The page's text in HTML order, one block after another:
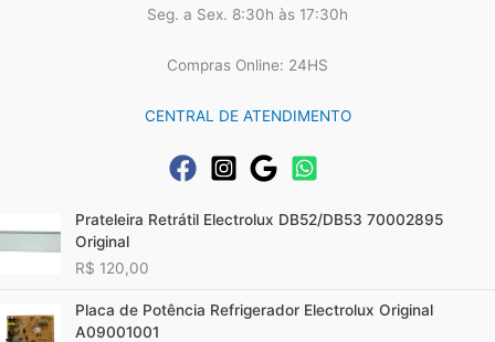
Seg. a Sex. 8:30h às 17:30h
Compras Online: 24HS
CENTRAL DE ATENDIMENTO
Prateleira Retrátil Electrolux DB52/DB53 70002895
Original
R$ 120,00
Placa de Potência Refrigerador Electrolux Original
A09001001